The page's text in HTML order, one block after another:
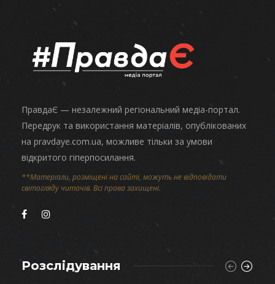
ПравдаЄ — незалежний регіональний медіа-портал.
Передрук та використання матеріалів, опублікованих
на pravdaye.com.ua, можливе тільки за умови
відкритого гіперпосилання.
**Матеріали, розміщені на сайті, можуть не відповідати
світогляду читачів. Всі права захищені.
Розслідування